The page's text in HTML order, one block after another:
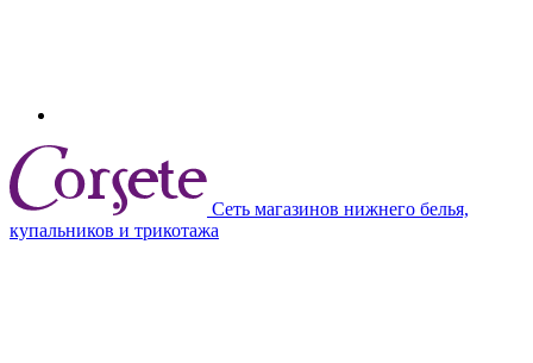
Сеть магазинов нижнего белья,
купальников и трикотажа